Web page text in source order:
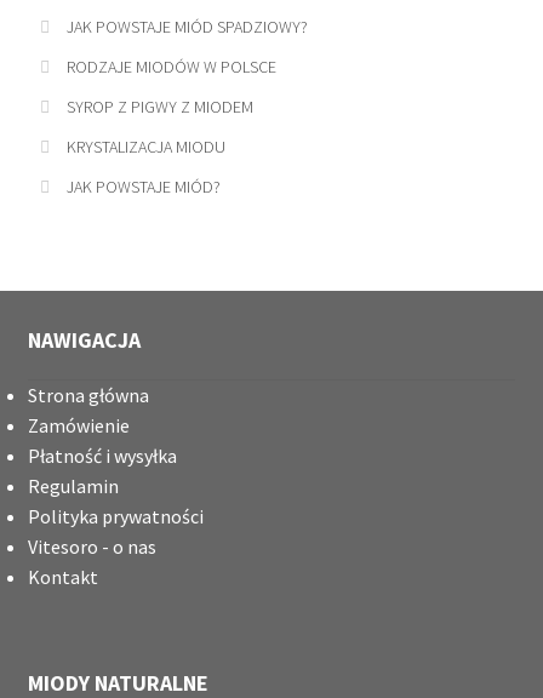
​JAK POWSTAJE MIÓD SPADZIOWY?
RODZAJE MIODÓW W POLSCE
SYROP Z PIGWY Z MIODEM
KRYSTALIZACJA MIODU
JAK POWSTAJE MIÓD?
NAWIGACJA
Strona główna
Zamówienie
Płatność i wysyłka
Regulamin
Polityka prywatności
Vitesoro - o nas
Kontakt
MIODY NATURALNE